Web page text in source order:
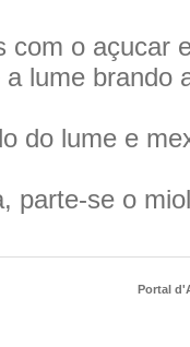
com o açucar
lume brando
do lume e
parte-se o
Portal